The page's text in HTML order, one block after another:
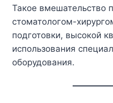
Такое вмешательство
стоматологом-
подготовки, высокой
использования
оборудования.